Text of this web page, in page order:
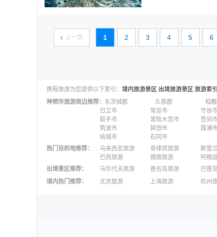
上一页 1 2 3 4 5 6
携程旅游为您提供以下索引： 境内旅游景区 出境旅游景区 旅游索
神栖市旅游周边推荐： 东茨城郡 久慈郡
稻
日立市
常总市
守谷
取手市
常陆大宫市
笠间
筑波市
鉾田市
霞浦
结城市
石冈市
热门目的地推荐： 马来西亚旅游 菲律宾旅游
斯里
巴西旅游
德国旅游
阿根
出境景区推荐： 马尔代夫旅游 普吉岛旅游
巴厘
澳大利亚旅游
毛里求斯旅游
苏梅
境内热门推荐： 北京旅游 上海旅游
杭州